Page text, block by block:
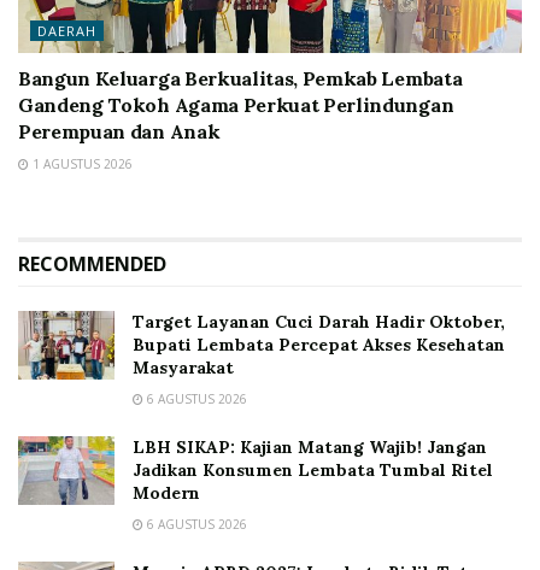
DAERAH
Bangun Keluarga Berkualitas, Pemkab Lembata
Gandeng Tokoh Agama Perkuat Perlindungan
Perempuan dan Anak
1 AGUSTUS 2026
RECOMMENDED
Target Layanan Cuci Darah Hadir Oktober,
Bupati Lembata Percepat Akses Kesehatan
Masyarakat
6 AGUSTUS 2026
LBH SIKAP: Kajian Matang Wajib! Jangan
Jadikan Konsumen Lembata Tumbal Ritel
Modern
6 AGUSTUS 2026